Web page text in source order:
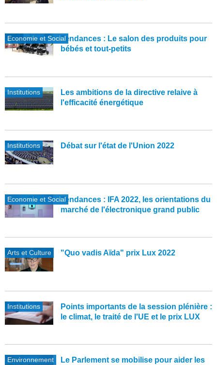
Economie et SocialTendances : Le salon des produits pour
bébés et tout-petits
Institutions
Les ambitions de la directive relaive à
l'efficacité énergétique
Institutions Débat sur l'état de l'Union 2022
Economie et SocialTendances : IFA 2022, les orientations du
marché de l'électronique grand public
Arts et Culture "Quo vadis Aïda" prix Lux 2022
Institutions
Points importants de la session plénière :
le climat, le traité de l'UE et le prix LUX
Environnement
Le Parlement se mobilise pour aider les